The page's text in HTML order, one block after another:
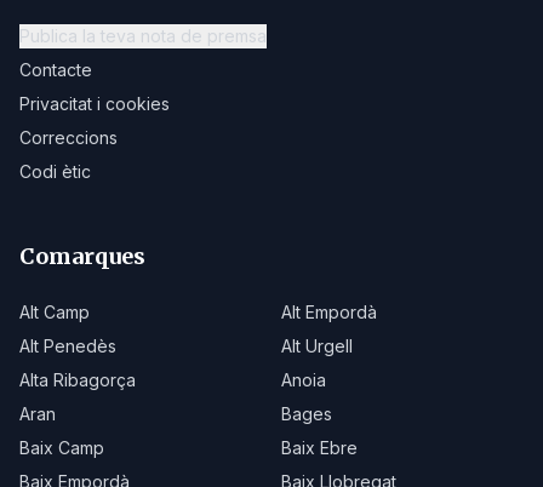
Publica la teva nota de premsa
Contacte
Privacitat i cookies
Correccions
Codi ètic
Comarques
Alt Camp
Alt Empordà
Alt Penedès
Alt Urgell
Alta Ribagorça
Anoia
Aran
Bages
Baix Camp
Baix Ebre
Baix Empordà
Baix Llobregat